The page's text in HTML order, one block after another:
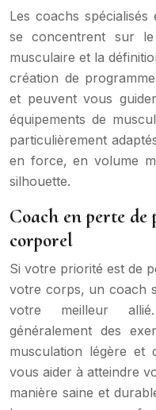
Les coachs
se concentrent sur
musculaire et la
création de
et peuvent vous
équipements de
particulièrement
en force, en volume
silhouette.
Coach en perte de
corporel
Si votre priorité est de
votre corps, un coach
votre meilleur
généralement des
musculation légère et
vous aider à atteindre
manière saine et